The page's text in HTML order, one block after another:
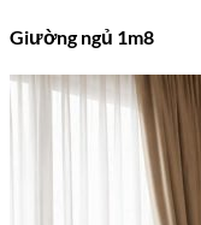
Giường ngủ 1m8